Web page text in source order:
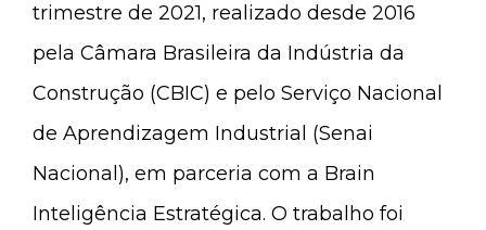
trimestre de 2021, realizado desde 2016
pela Câmara Brasileira da Indústria da
Construção (CBIC) e pelo Serviço Nacional
de Aprendizagem Industrial (Senai
Nacional), em parceria com a Brain
Inteligência Estratégica. O trabalho foi